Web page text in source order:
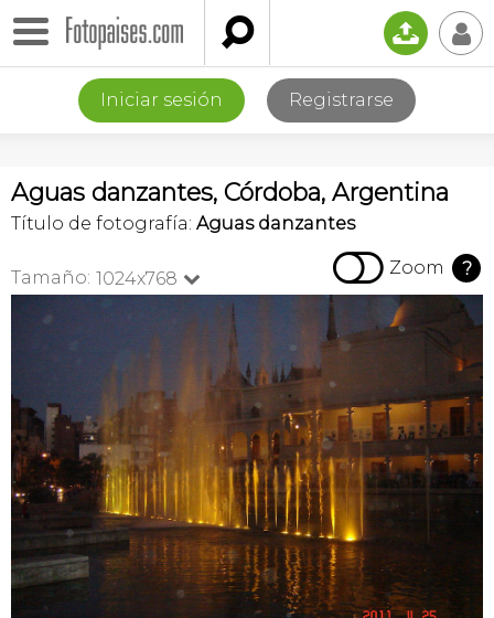
 📤 👤
Iniciar sesión Registrarse
Aguas danzantes, Córdoba, Argentina
Título de fotografía: Aguas danzantes
Tamaño: 1024x768   Zoom ?